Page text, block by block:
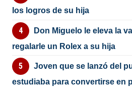
los logros de su hija
Don Miguelo le eleva la
regalarle un Rolex a su hija
Joven que se lanzó del
estudiaba para convertirse en